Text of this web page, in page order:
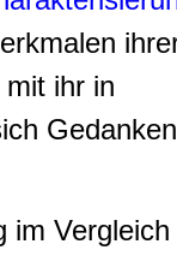
ihr in
Gedanken
im Vergleich